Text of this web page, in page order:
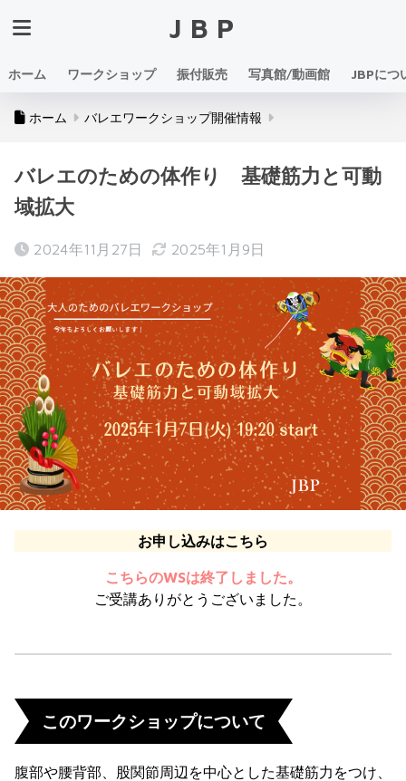
JBP
ホーム ワークショップ 振付販売 写真館/動画館 JBPにつ
ホーム バレエワークショップ開催情報
バレエのための体作り 基礎筋力と可動
域拡大
2024年11月27日 2025年1月9日
お申し込みはこちら
こちらのWSは終了しました。
ご受講ありがとうございました。
このワークショップについて
腹部や腰背部、股関節周辺を中心とした基礎筋力をつけ、